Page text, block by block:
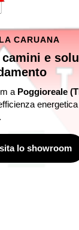
CARUANA
camini e
a Poggioreale
lo showroom